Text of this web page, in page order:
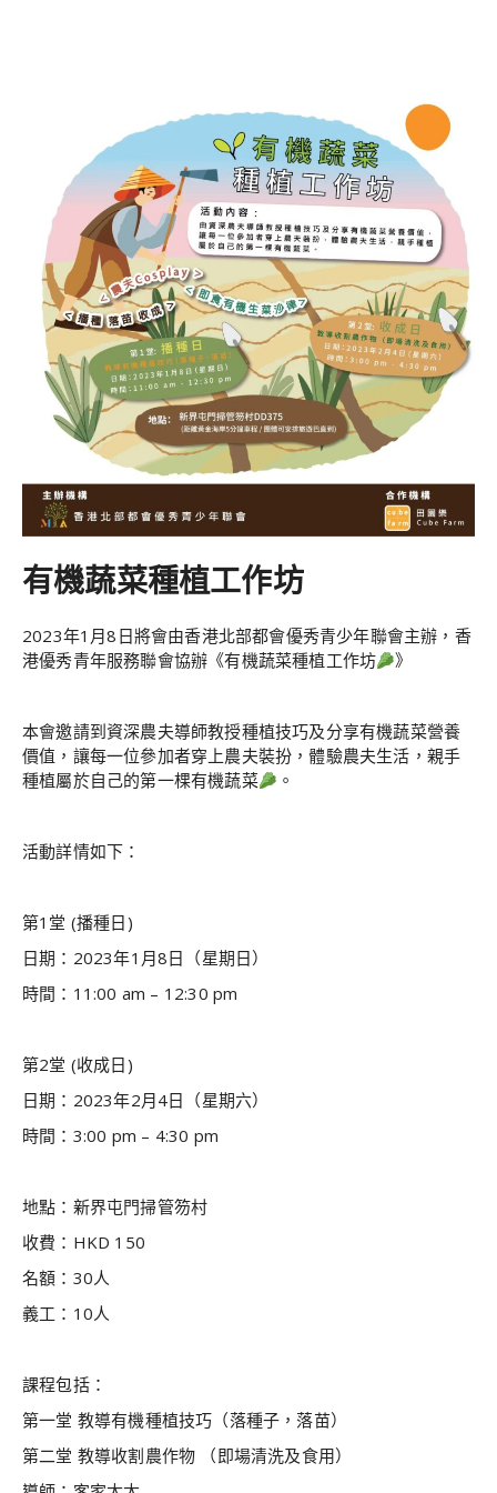
有機蔬菜種植工作坊
2023年1月8日將會由香港北部都會優秀青少年聯會主辦，香
港優秀青年服務聯會協辦《有機蔬菜種植工作坊
》
本會邀請到資深農夫導師教授種植技巧及分享有機蔬菜營養
價值，讓每一位參加者穿上農夫裝扮，體驗農夫生活，親手
種植屬於自己的第一棵有機蔬菜
。
活動詳情如下：
第1堂 (播種日)
日期：2023年1月8日（星期日）
時間：11:00 am – 12:30 pm
第2堂 (收成日)
日期：2023年2月4日（星期六）
時間：3:00 pm – 4:30 pm
地點：新界屯門掃管笏村
收費：HKD 150
名額：30人
義工：10人
課程包括：
第一堂 教導有機種植技巧（落種子，落苗）
第二堂 教導收割農作物 （即場清洗及食用）